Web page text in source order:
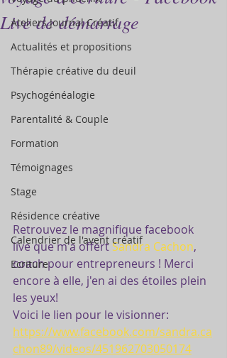
Ateliers Journal Créatif
Actualités et propositions
Thérapie créative du deuil
Psychogénéalogie
Parentalité & Couple
Formation
Témoignages
Stage
Résidence créative
Calendrier de l'avent créatif
Ecriture
Live de démarrage
Retrouvez le magnifique facebook
live que m'a offert Sandra Cachon,
coach pour entrepreneurs ! Merci
encore à elle, j'en ai des étoiles plein
les yeux!
Voici le lien pour le visionner:
https://www.facebook.com/sandra.ca
chon89/videos/451962703050174